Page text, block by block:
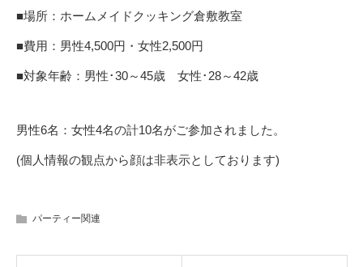
■場所： ホームメイドクッキング倉敷教室
■費用：男性4,500円・女性2,500円
■対象年齢： 男性･30～45歳 女性･28～42歳
男性6名：女性4名の計10名がご参加されました。
(個人情報の観点から顔は非表示としております)
パーティー関連